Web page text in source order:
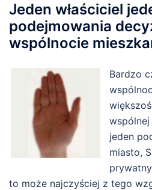
Jeden właściciel
podejmowania
wspólnocie
Bardzo
jeden
miasto,
to może najczyściej z tego